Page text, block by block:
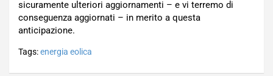
sicuramente ulteriori aggiornamenti – e vi terremo di
conseguenza aggiornati – in merito a questa
anticipazione.
Tags:energia eolica